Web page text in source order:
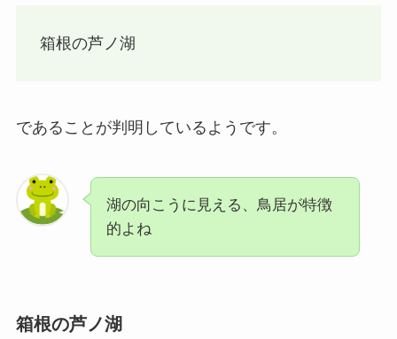
箱根の芦ノ湖
であることが判明しているようです。
湖の向こうに見える、鳥居が特徴
的よね
箱根の芦ノ湖